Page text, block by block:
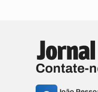
Contate-